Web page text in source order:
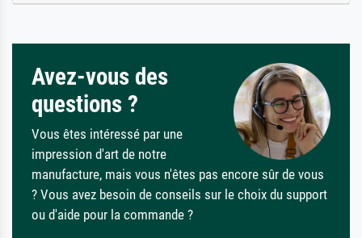
Avez-vous des
questions ?
Vous êtes intéressé par une
impression d'art de notre
manufacture, mais vous n'êtes pas encore sûr de vous
? Vous avez besoin de conseils sur le choix du support
ou d'aide pour la commande ?